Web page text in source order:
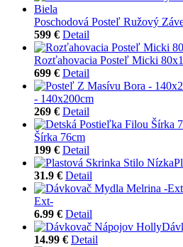
Poschodová Posteľ Ružový
599 € Detail
Rozťahovacia Posteľ Micki
699 € Detail
- 140x200cm
269 € Detail
Šírka 76cm
199 € Detail
31.9 € Detail
Ext-
6.99 € Detail
14.99 € Detail